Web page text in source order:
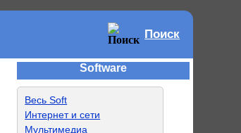
Поиск
Software
Весь Soft
Интернет и сети
Мультимедиа